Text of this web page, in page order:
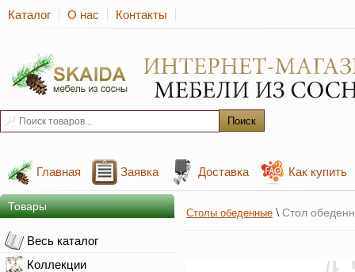
Каталог О нас Контакты
Главная Заявка Доставка Как купить
Товары
Весь каталог
Коллекции
Столы обеденные \ Стол